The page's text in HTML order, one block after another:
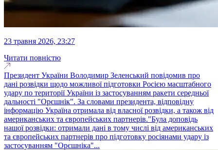
23 травня 2026, 23:27
Читати повністю
Президент України Володимир Зеленський повідомив про
дані розвідки щодо можливої підготовки Росією масштабного
удару по території України із застосуванням ракети середньої
дальності "Орєшнік". За словами президента, відповідну
інформацію Україна отримала від власної розвідки, а також від
американських та європейських партнерів."Була доповідь
нашої розвідки: отримали дані в тому числі від американських
та європейських партнерів про підготовку росіянами удару із
застосуванням "Орєшніка"...